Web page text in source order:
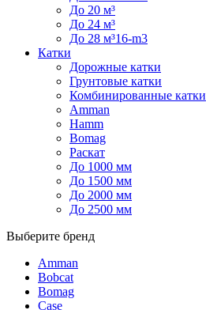
До 20 м³
До 24 м³
До 28 м³16-m3
Катки
Дорожные катки
Грунтовые катки
Комбинированные катки
Amman
Hamm
Bomag
Раскат
До 1000 мм
До 1500 мм
До 2000 мм
До 2500 мм
Выберите бренд
Amman
Bobcat
Bomag
Case